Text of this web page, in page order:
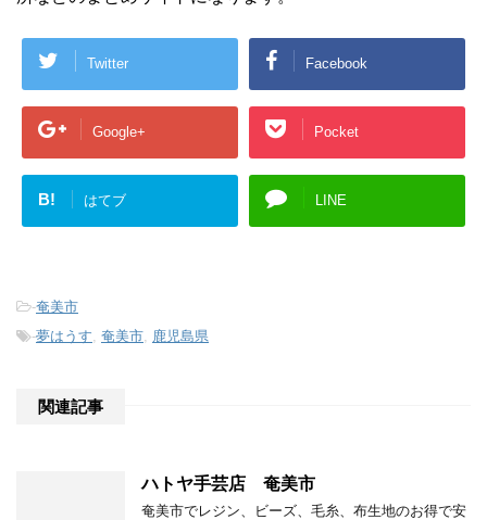
Twitter Facebook
Google+ Pocket
B! はてブ LINE
-奄美市
-夢はうす 奄美市 鹿児島県
関連記事
ハトヤ手芸店 奄美市
奄美市でレジン、ビーズ、毛糸、布生地のお得で安